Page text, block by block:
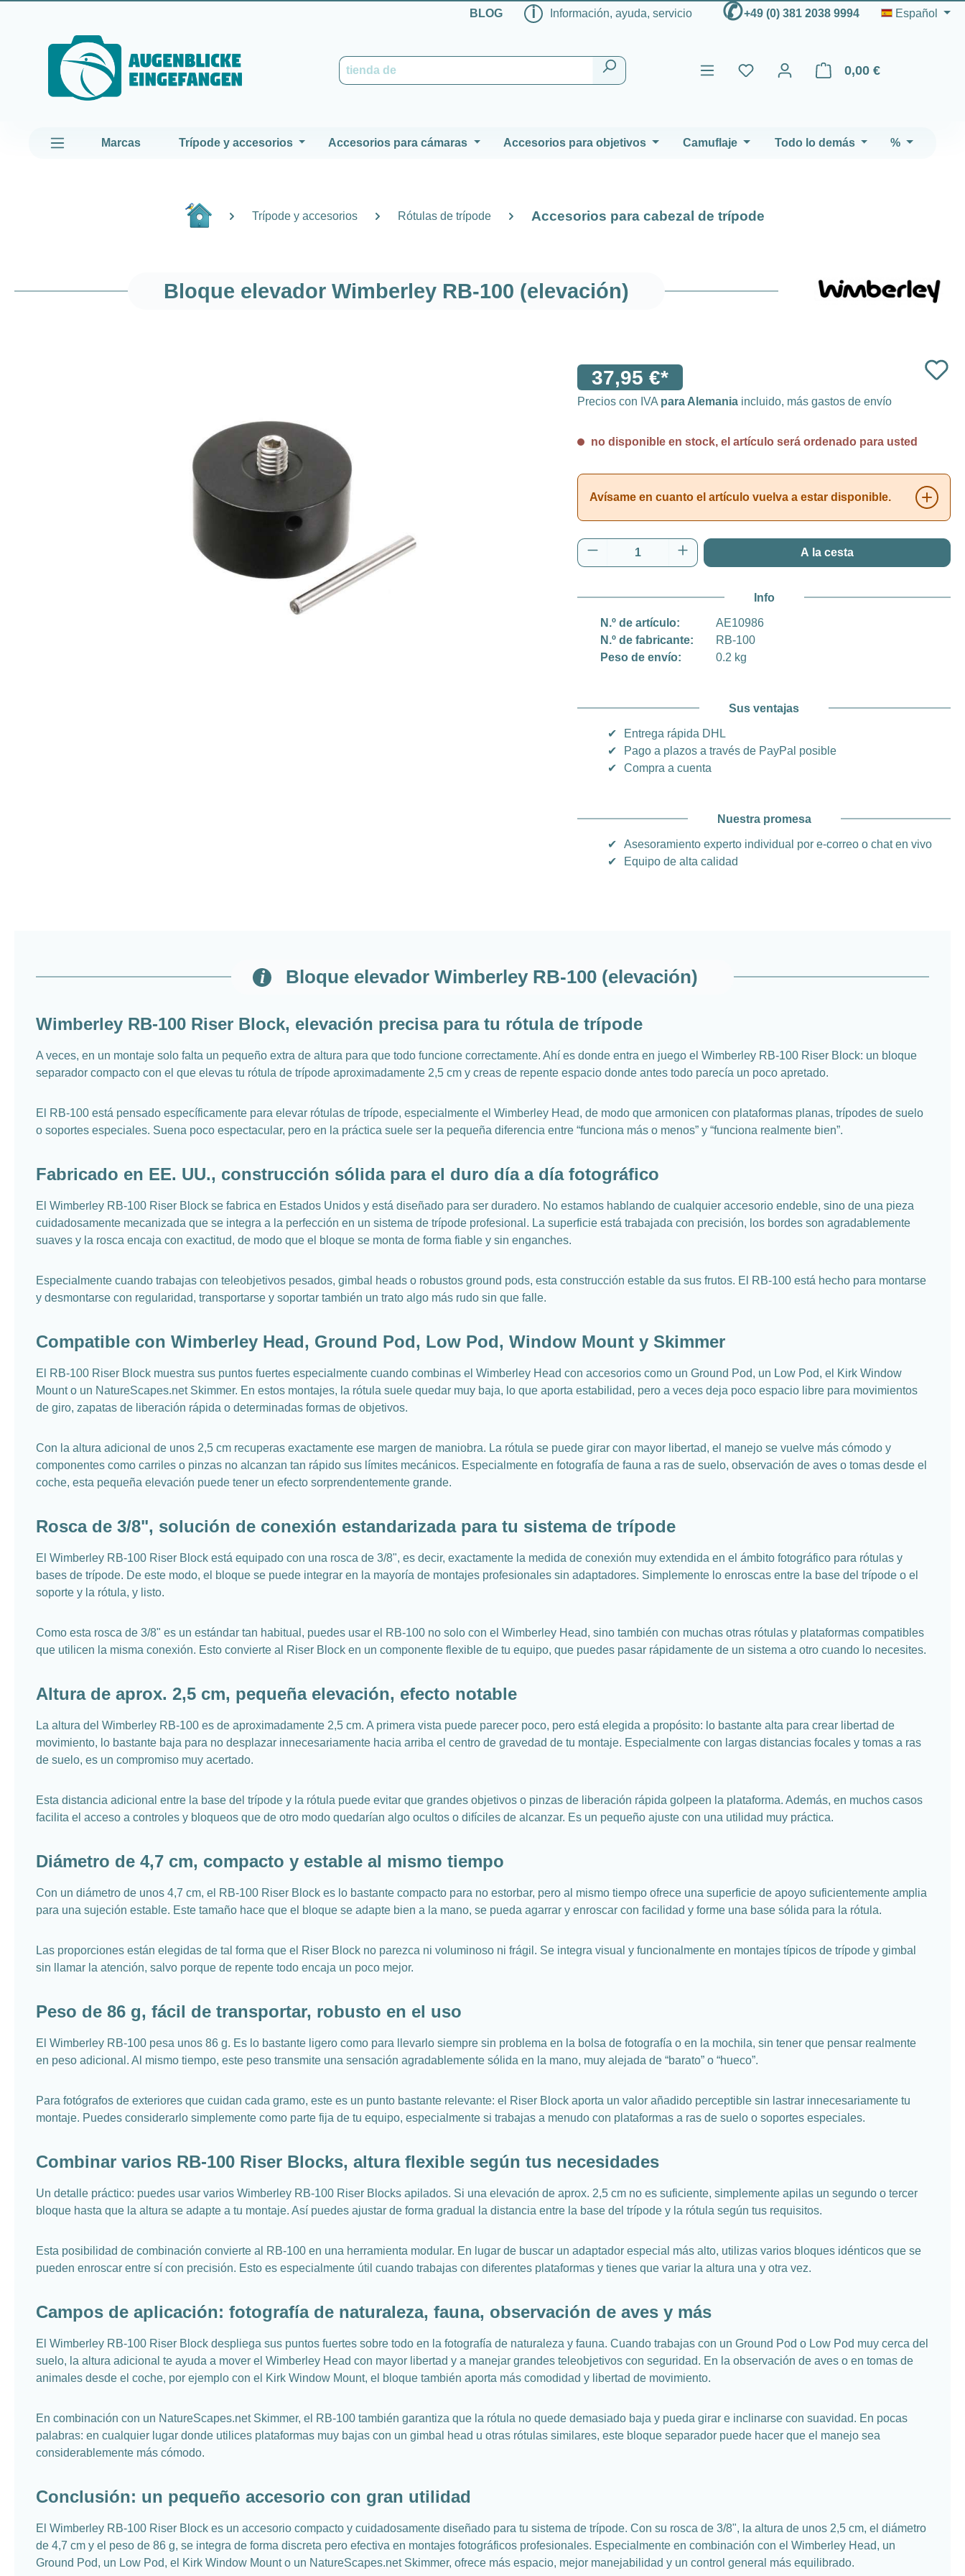
BLOG ℹ Información, ayuda, servicio ✆+49 (0) 381 2038 9994 Español
0,00 €
El carrito de compras
Marcas Trípode y accesorios Accesorios para cámaras Accesorios para objetivos Camuflaje Todo lo demás %
Trípode y accesorios Rótulas de trípode Accesorios para cabezal de trípode
Bloque elevador Wimberley RB-100 (elevación)
37,95 €*
Precios con IVA para Alemania incluido, más gastos de envío
no disponible en stock, el artículo será ordenado para usted
Avísame en cuanto el artículo vuelva a estar disponible.
Cantidad del producto: introduce la cantidad
A la cesta
Info
N.º de artículo:
AE10986
N.º de fabricante:
RB-100
Peso de envío:
0.2 kg
Sus ventajas
✔
Entrega rápida DHL
✔
Pago a plazos a través de PayPal posible
✔
Compra a cuenta
Nuestra promesa
✔
Asesoramiento experto individual por e-correo o chat en vivo
✔
Equipo de alta calidad
Bloque elevador Wimberley RB-100 (elevación)
Wimberley RB-100 Riser Block, elevación precisa para tu rótula de trípode
A veces, en un montaje solo falta un pequeño extra de altura para que todo funcione correctamente. Ahí es donde entra en juego el Wimberley RB-100 Riser Block: un bloque
separador compacto con el que elevas tu rótula de trípode aproximadamente 2,5 cm y creas de repente espacio donde antes todo parecía un poco apretado.
El RB-100 está pensado específicamente para elevar rótulas de trípode, especialmente el Wimberley Head, de modo que armonicen con plataformas planas, trípodes de suelo
o soportes especiales. Suena poco espectacular, pero en la práctica suele ser la pequeña diferencia entre “funciona más o menos” y “funciona realmente bien”.
Fabricado en EE. UU., construcción sólida para el duro día a día fotográfico
El Wimberley RB-100 Riser Block se fabrica en Estados Unidos y está diseñado para ser duradero. No estamos hablando de cualquier accesorio endeble, sino de una pieza
cuidadosamente mecanizada que se integra a la perfección en un sistema de trípode profesional. La superficie está trabajada con precisión, los bordes son agradablemente
suaves y la rosca encaja con exactitud, de modo que el bloque se monta de forma fiable y sin enganches.
Especialmente cuando trabajas con teleobjetivos pesados, gimbal heads o robustos ground pods, esta construcción estable da sus frutos. El RB-100 está hecho para montarse
y desmontarse con regularidad, transportarse y soportar también un trato algo más rudo sin que falle.
Compatible con Wimberley Head, Ground Pod, Low Pod, Window Mount y Skimmer
El RB-100 Riser Block muestra sus puntos fuertes especialmente cuando combinas el Wimberley Head con accesorios como un Ground Pod, un Low Pod, el Kirk Window
Mount o un NatureScapes.net Skimmer. En estos montajes, la rótula suele quedar muy baja, lo que aporta estabilidad, pero a veces deja poco espacio libre para movimientos
de giro, zapatas de liberación rápida o determinadas formas de objetivos.
Con la altura adicional de unos 2,5 cm recuperas exactamente ese margen de maniobra. La rótula se puede girar con mayor libertad, el manejo se vuelve más cómodo y
componentes como carriles o pinzas no alcanzan tan rápido sus límites mecánicos. Especialmente en fotografía de fauna a ras de suelo, observación de aves o tomas desde el
coche, esta pequeña elevación puede tener un efecto sorprendentemente grande.
Rosca de 3/8", solución de conexión estandarizada para tu sistema de trípode
El Wimberley RB-100 Riser Block está equipado con una rosca de 3/8", es decir, exactamente la medida de conexión muy extendida en el ámbito fotográfico para rótulas y
bases de trípode. De este modo, el bloque se puede integrar en la mayoría de montajes profesionales sin adaptadores. Simplemente lo enroscas entre la base del trípode o el
soporte y la rótula, y listo.
Como esta rosca de 3/8" es un estándar tan habitual, puedes usar el RB-100 no solo con el Wimberley Head, sino también con muchas otras rótulas y plataformas compatibles
que utilicen la misma conexión. Esto convierte al Riser Block en un componente flexible de tu equipo, que puedes pasar rápidamente de un sistema a otro cuando lo necesites.
Altura de aprox. 2,5 cm, pequeña elevación, efecto notable
La altura del Wimberley RB-100 es de aproximadamente 2,5 cm. A primera vista puede parecer poco, pero está elegida a propósito: lo bastante alta para crear libertad de
movimiento, lo bastante baja para no desplazar innecesariamente hacia arriba el centro de gravedad de tu montaje. Especialmente con largas distancias focales y tomas a ras
de suelo, es un compromiso muy acertado.
Esta distancia adicional entre la base del trípode y la rótula puede evitar que grandes objetivos o pinzas de liberación rápida golpeen la plataforma. Además, en muchos casos
facilita el acceso a controles y bloqueos que de otro modo quedarían algo ocultos o difíciles de alcanzar. Es un pequeño ajuste con una utilidad muy práctica.
Diámetro de 4,7 cm, compacto y estable al mismo tiempo
Con un diámetro de unos 4,7 cm, el RB-100 Riser Block es lo bastante compacto para no estorbar, pero al mismo tiempo ofrece una superficie de apoyo suficientemente amplia
para una sujeción estable. Este tamaño hace que el bloque se adapte bien a la mano, se pueda agarrar y enroscar con facilidad y forme una base sólida para la rótula.
Las proporciones están elegidas de tal forma que el Riser Block no parezca ni voluminoso ni frágil. Se integra visual y funcionalmente en montajes típicos de trípode y gimbal
sin llamar la atención, salvo porque de repente todo encaja un poco mejor.
Peso de 86 g, fácil de transportar, robusto en el uso
El Wimberley RB-100 pesa unos 86 g. Es lo bastante ligero como para llevarlo siempre sin problema en la bolsa de fotografía o en la mochila, sin tener que pensar realmente
en peso adicional. Al mismo tiempo, este peso transmite una sensación agradablemente sólida en la mano, muy alejada de “barato” o “hueco”.
Para fotógrafos de exteriores que cuidan cada gramo, este es un punto bastante relevante: el Riser Block aporta un valor añadido perceptible sin lastrar innecesariamente tu
montaje. Puedes considerarlo simplemente como parte fija de tu equipo, especialmente si trabajas a menudo con plataformas a ras de suelo o soportes especiales.
Combinar varios RB-100 Riser Blocks, altura flexible según tus necesidades
Un detalle práctico: puedes usar varios Wimberley RB-100 Riser Blocks apilados. Si una elevación de aprox. 2,5 cm no es suficiente, simplemente apilas un segundo o tercer
bloque hasta que la altura se adapte a tu montaje. Así puedes ajustar de forma gradual la distancia entre la base del trípode y la rótula según tus requisitos.
Esta posibilidad de combinación convierte al RB-100 en una herramienta modular. En lugar de buscar un adaptador especial más alto, utilizas varios bloques idénticos que se
pueden enroscar entre sí con precisión. Esto es especialmente útil cuando trabajas con diferentes plataformas y tienes que variar la altura una y otra vez.
Campos de aplicación: fotografía de naturaleza, fauna, observación de aves y más
El Wimberley RB-100 Riser Block despliega sus puntos fuertes sobre todo en la fotografía de naturaleza y fauna. Cuando trabajas con un Ground Pod o Low Pod muy cerca del
suelo, la altura adicional te ayuda a mover el Wimberley Head con mayor libertad y a manejar grandes teleobjetivos con seguridad. En la observación de aves o en tomas de
animales desde el coche, por ejemplo con el Kirk Window Mount, el bloque también aporta más comodidad y libertad de movimiento.
En combinación con un NatureScapes.net Skimmer, el RB-100 también garantiza que la rótula no quede demasiado baja y pueda girar e inclinarse con suavidad. En pocas
palabras: en cualquier lugar donde utilices plataformas muy bajas con un gimbal head u otras rótulas similares, este bloque separador puede hacer que el manejo sea
considerablemente más cómodo.
Conclusión: un pequeño accesorio con gran utilidad
El Wimberley RB-100 Riser Block es un accesorio compacto y cuidadosamente diseñado para tu sistema de trípode. Con su rosca de 3/8", la altura de unos 2,5 cm, el diámetro
de 4,7 cm y el peso de 86 g, se integra de forma discreta pero efectiva en montajes fotográficos profesionales. Especialmente en combinación con el Wimberley Head, un
Ground Pod, un Low Pod, el Kirk Window Mount o un NatureScapes.net Skimmer, ofrece más espacio, mejor manejabilidad y un control general más equilibrado.